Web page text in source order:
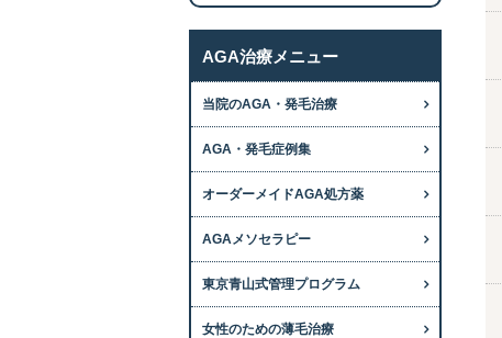
AGA治療メニュー
当院のAGA・発毛治療
AGA・発毛症例集
オーダーメイドAGA処方薬
AGAメソセラピー
東京青山式管理プログラム
女性のための薄毛治療